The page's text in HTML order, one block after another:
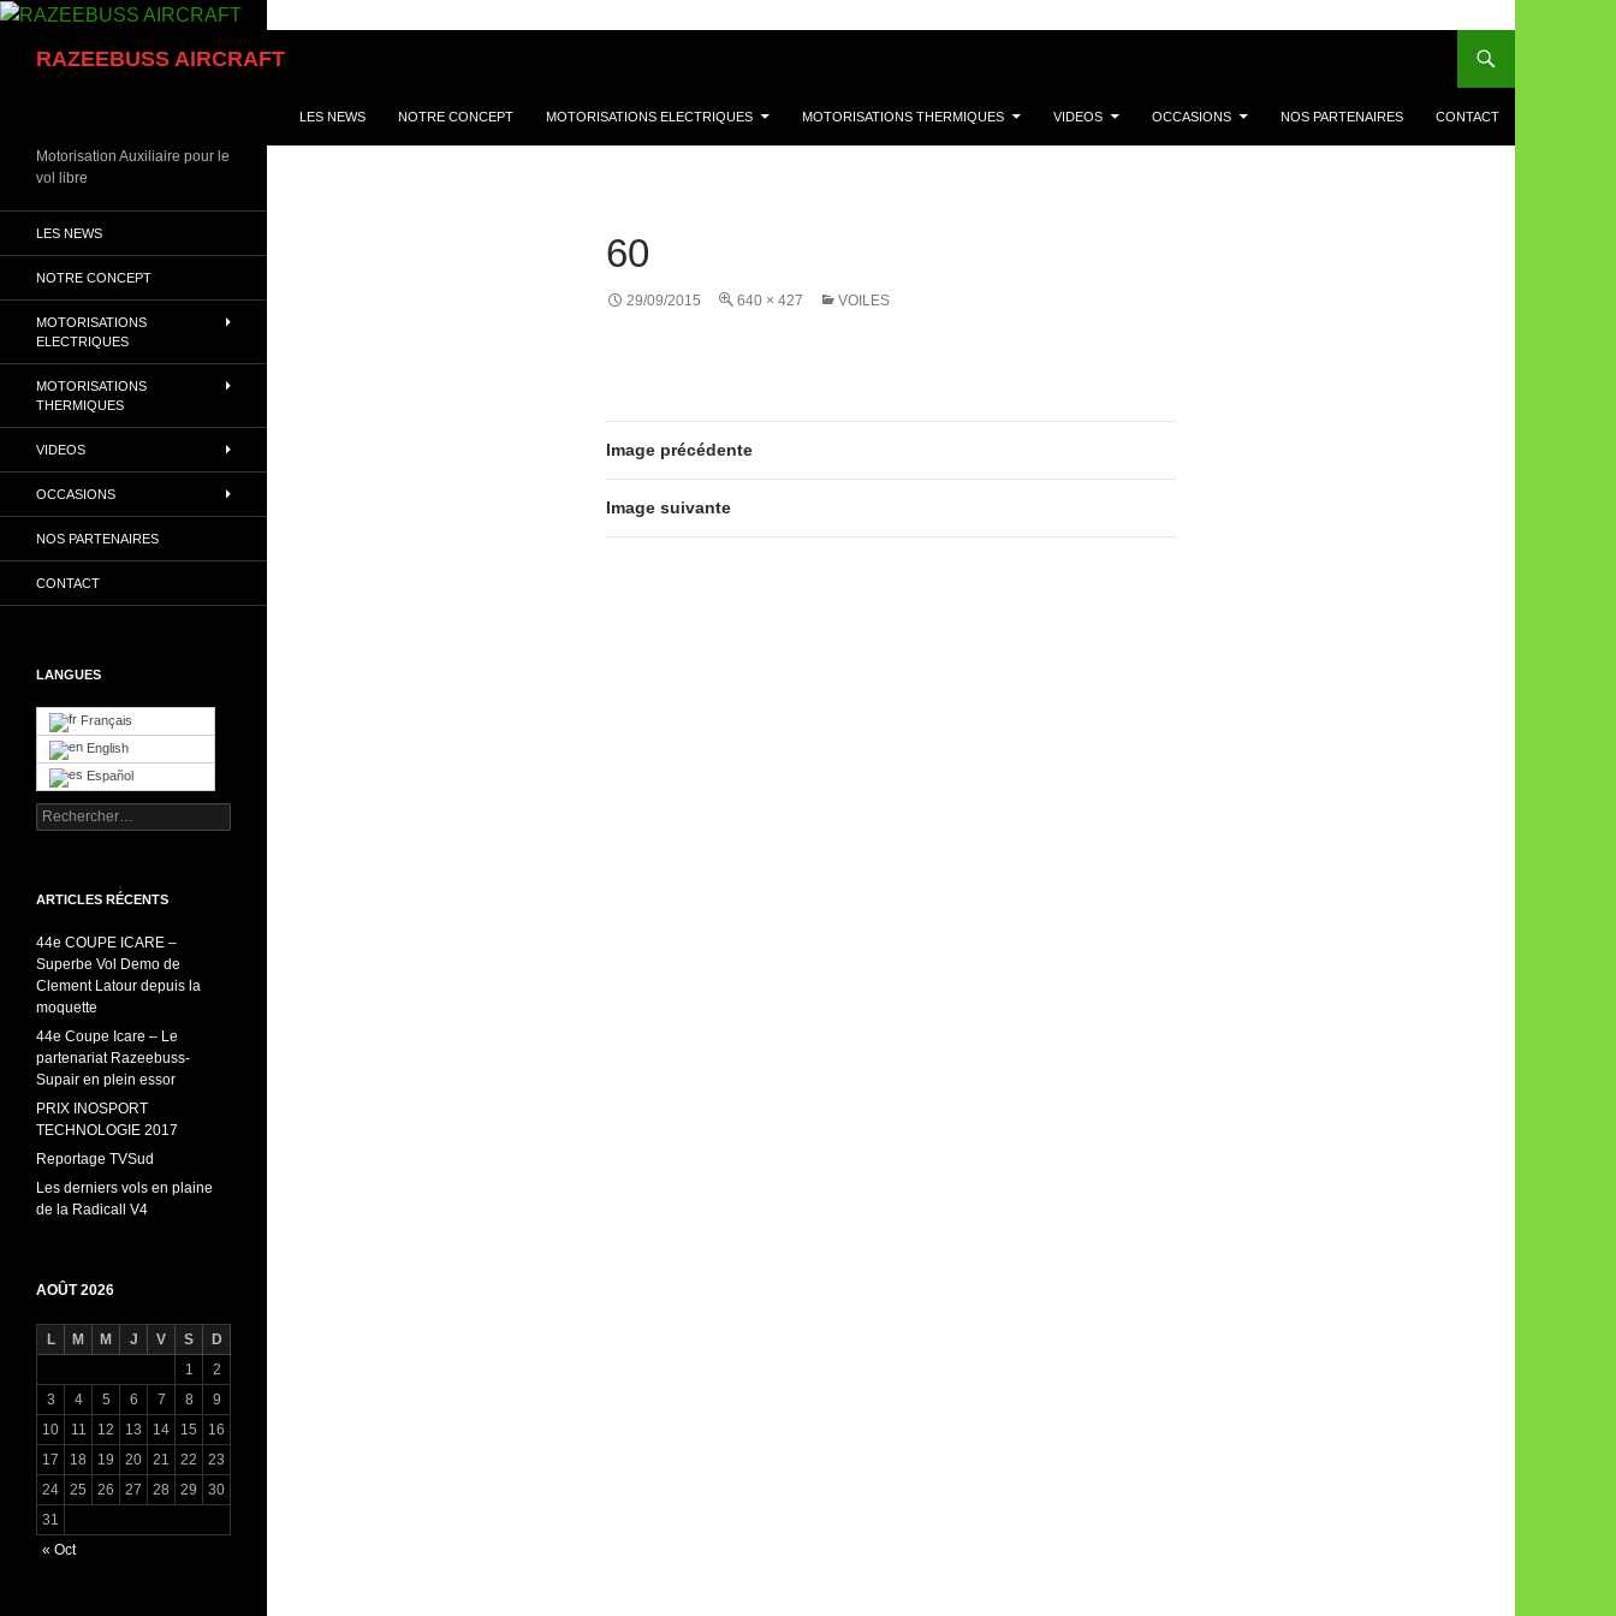
Aller
contenuRAZEEBUSS AIRCRAFT
LES NEWS NOTRE CONCEPT MOTORISATIONS ELECTRIQUES MOTORISATIONS THERMIQUES VIDEOS OCCASIONS NOS PARTENAIRES CONTACT
60
29/09/2015 640 × 427 VOILES
Image précédente
Image suivante
Motorisation Auxiliaire pour le
vol libre
LES NEWS
NOTRE CONCEPT
MOTORISATIONS
ELECTRIQUES
MOTORISATIONS
THERMIQUES
VIDEOS
OCCASIONS
NOS PARTENAIRES
CONTACT
LANGUES
Français
English
Español
Rechercher :
ARTICLES RÉCENTS
44e COUPE ICARE –
Superbe Vol Demo de
Clement Latour depuis la
moquette
44e Coupe Icare – Le
partenariat Razeebuss-
Supair en plein essor
PRIX INOSPORT
TECHNOLOGIE 2017
Reportage TVSud
Les derniers vols en plaine
de la Radicall V4
AOÛT 2026
L M M J V S
D
1
2
3
4 5 6 7 8
9
10
11 12 13 14 15
16
17
18 19 20 21 22
23
24
25 26 27 28 29
30
31
« Oct